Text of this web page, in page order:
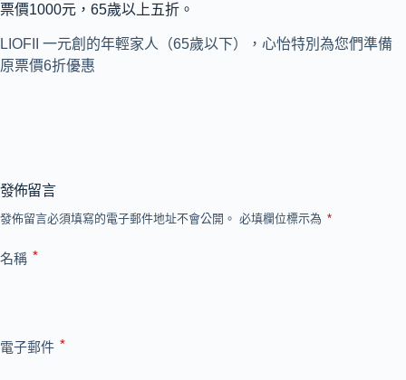
票價1000元，65歲以上五折。
LIOFII 一元創的年輕家人（65歲以下），心怡特別為您們準備
原票價6折優惠
發佈留言
發佈留言必須填寫的電子郵件地址不會公開。 必填欄位標示為 *
名稱 *
電子郵件 *